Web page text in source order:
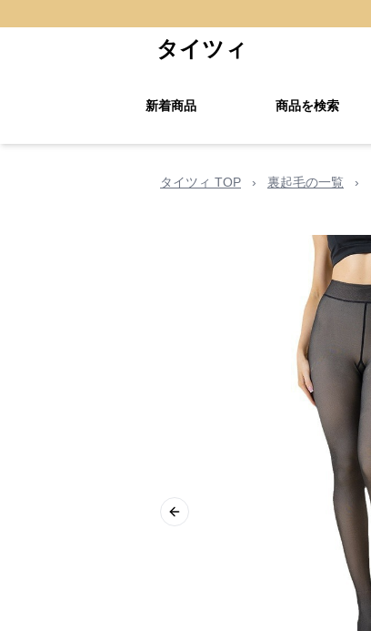
タイツィ
新着商品 商品を検索
タイツィ TOP › 裏起毛の一覧 ›
Previous slide